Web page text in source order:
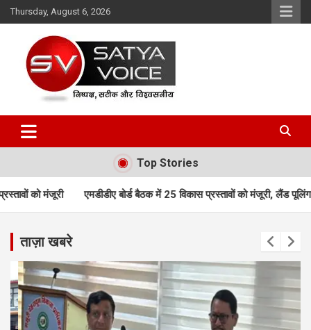
Skip
to
Thursday, August 6, 2026
Satya Voice
Top Stories
बोर्ड बैठक में 25 विकास प्रस्तावों को मंजूरी, लैंड पूलिंग, पर्यटन, होटल,
ताज़ा खबरे